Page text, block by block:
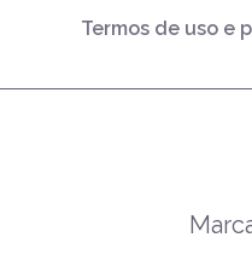
Termos de uso e